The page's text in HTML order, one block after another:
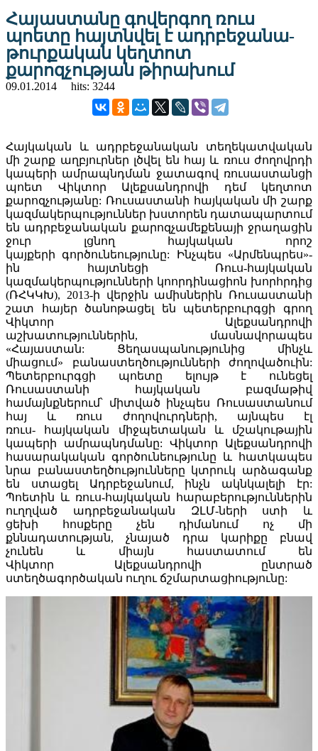
Հայաստանը գովերգող ռուս
պոետը հայտնվել է ադրբեջանա-
թուրքական կեղտոտ
քարոզչության թիրախում
09.01.2014 hits: 3244
Հայկական և ադրբեջանական տեղեկատվական
մի շարք աղբյուրներ լծվել են հայ և ռուս ժողովրդի
կապերի ամրապնդման ջատագով ռուսաստանցի
պոետ Վիկտոր Ալեքսանդրովի դեմ կեղտոտ
քարոզչությանը: Ռուսաստանի հայկական մի շարք
կազմակերպություններ խստորեն դատապարտում
են ադրբեջանական քարոզչամեքենայի ջրաղացին
ջուր լցնող հայկական որոշ
կայքերի գործունեությունը: Ինչպես «Արմենպրես»-
ին հայտնեցի Ռուս-հայկական
կազմակերպությունների կոորդինացիոն խորհրդից
(ՌՀԿԿԽ), 2013-ի վերջին ամիսներին Ռուսաստանի
շատ հայեր ծանոթացել են պետերբուրգցի գրող
Վիկտոր Ալեքսանդրովի
աշխատություններին, մասնավորապես
«Հայաստան: Ցեղասպանությունից մինչև
միացում» բանաստեղծությունների ժողովածուին:
Պետերբուրգցի պոետը ելույթ է ունեցել
Ռուսաստանի հայկական բազմաթիվ
համայնքներում՝ միտված ինչպես Ռուսաստանում
հայ և ռուս ժողովուրդների, այնպես էլ
ռուս- հայկական միջպետական և մշակութային
կապերի ամրապնդմանը: Վիկտոր Ալեքսանդրովի
հասարակական գործունեությունը և հատկապես
նրա բանաստեղծությունները կտրուկ արձագանք
են ստացել Ադրբեջանում, ինչն ակնկալելի էր:
Պոետին և ռուս-հայկական հարաբերություններին
ուղղված ադրբեջանական ԶԼՄ-ների ստի և
ցեխի հոսքերը չեն դիմանում ոչ մի
քննադատության, չնայած դրա կարիքը բնավ
չունեն և միայն հաստատում են
Վիկտոր Ալեքսանդրովի ընտրած
ստեղծագործական ուղու ճշմարտացիությունը: